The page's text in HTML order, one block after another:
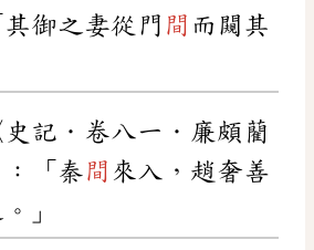
御之妻從門 間 而闚其
記．卷八一．廉頗藺
「秦間 來入，趙奢善
」